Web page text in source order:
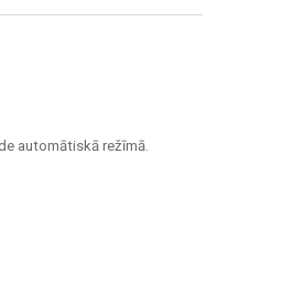
automātiskā režīmā.